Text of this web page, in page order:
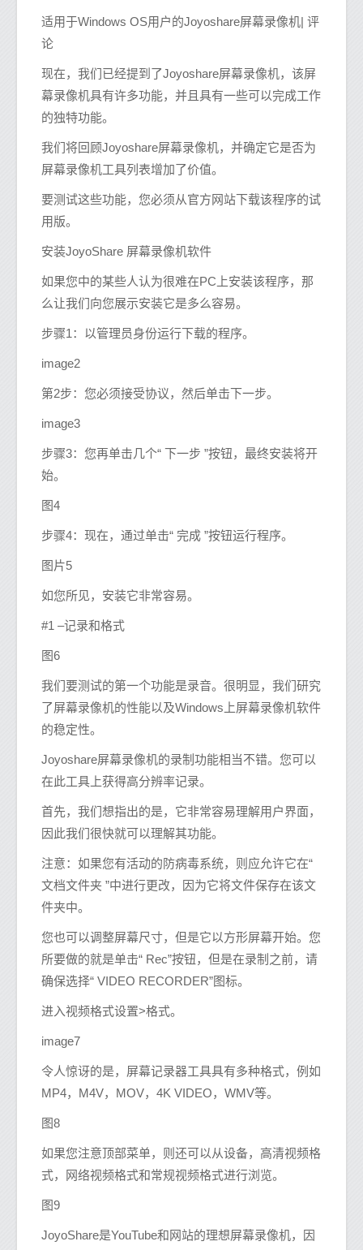
适用于Windows OS用户的Joyoshare屏幕录像机| 评
论
现在，我们已经提到了Joyoshare屏幕录像机，该屏
幕录像机具有许多功能，并且具有一些可以完成工作
的独特功能。
我们将回顾Joyoshare屏幕录像机，并确定它是否为
屏幕录像机工具列表增加了价值。
要测试这些功能，您必须从官方网站下载该程序的试
用版。
安装JoyoShare 屏幕录像机软件
如果您中的某些人认为很难在PC上安装该程序，那
么让我们向您展示安装它是多么容易。
步骤1：以管理员身份运行下载的程序。
image2
第2步：您必须接受协议，然后单击下一步。
image3
步骤3：您再单击几个“ 下一步 ”按钮，最终安装将开
始。
图4
步骤4：现在，通过单击“ 完成 ”按钮运行程序。
图片5
如您所见，安装它非常容易。
#1 –记录和格式
图6
我们要测试的第一个功能是录音。很明显，我们研究
了屏幕录像机的性能以及Windows上屏幕录像机软件
的稳定性。
Joyoshare屏幕录像机的录制功能相当不错。您可以
在此工具上获得高分辨率记录。
首先，我们想指出的是，它非常容易理解用户界面，
因此我们很快就可以理解其功能。
注意：如果您有活动的防病毒系统，则应允许它在“
文档文件夹 ”中进行更改，因为它将文件保存在该文
件夹中。
您也可以调整屏幕尺寸，但是它以方形屏幕开始。您
所要做的就是单击“ Rec”按钮，但是在录制之前，请
确保选择“ VIDEO RECORDER”图标。
进入视频格式设置>格式。
image7
令人惊讶的是，屏幕记录器工具具有多种格式，例如
MP4，M4V，MOV，4K VIDEO，WMV等。
图8
如果您注意顶部菜单，则还可以从设备，高清视频格
式，网络视频格式和常规视频格式进行浏览。
图9
JoyoShare是YouTube和网站的理想屏幕录像机，因